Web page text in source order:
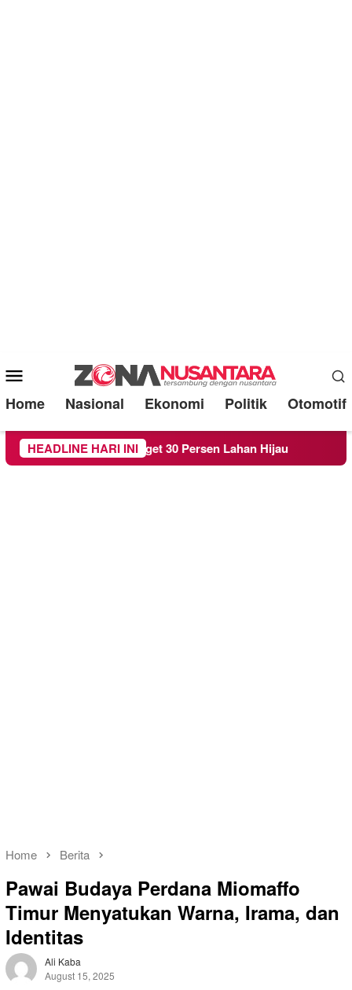
Mobile
Menu
Home Nasional Ekonomi Politik Otomotif
HEADLINE HARI INI
Target 30 Persen Lahan Hijau Beredar Surat
Home Berita
Pawai Budaya Perdana Miomaffo
Timur Menyatukan Warna, Irama, dan
Identitas
Ali Kaba
August 15, 2025